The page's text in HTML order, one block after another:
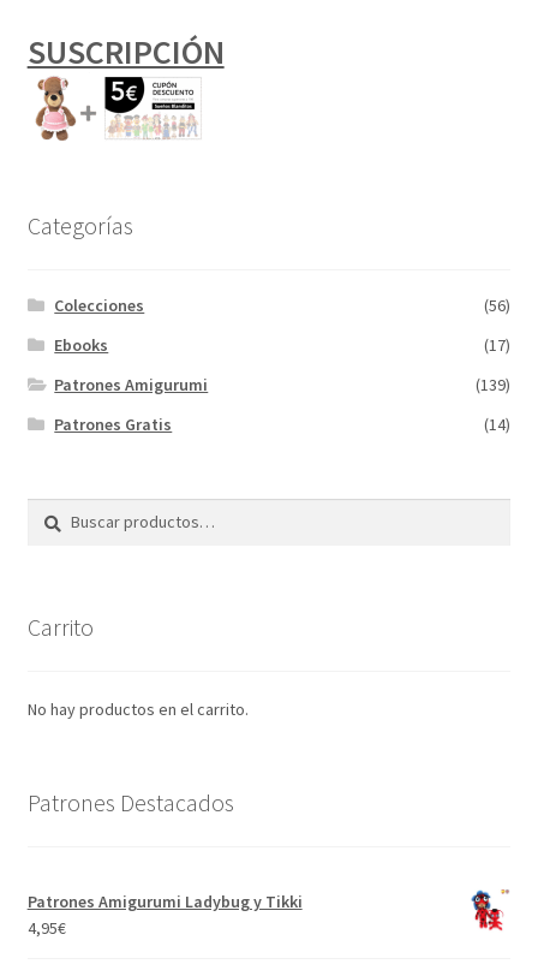
SUSCRIPCIÓN
Categorías
Colecciones
(56)
Ebooks
(17)
Patrones Amigurumi
(139)
Patrones Gratis
(14)
Buscar
Buscar
Carrito
No hay productos en el carrito.
Patrones Destacados
Patrones Amigurumi Ladybug y Tikki
4,95€